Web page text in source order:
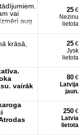
vai
aug
25 €
Nezinu
lietota
krāsā,
25 €
Jysk
lietota
vairāk
80 €
Latvija
jaun.
250 €
Latvia
lietota